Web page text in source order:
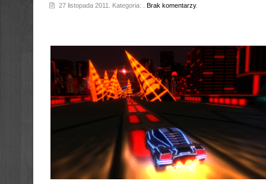
27 listopada 2011. Kategoria: . Brak komentarzy.